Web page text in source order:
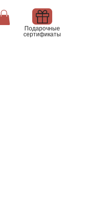
Подарочные
сертификаты